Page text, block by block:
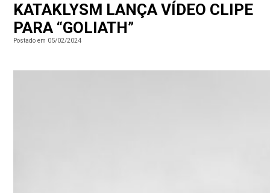
KATAKLYSM LANÇA VÍDEO CLIPE
PARA “GOLIATH”
Postado em 05/02/2024